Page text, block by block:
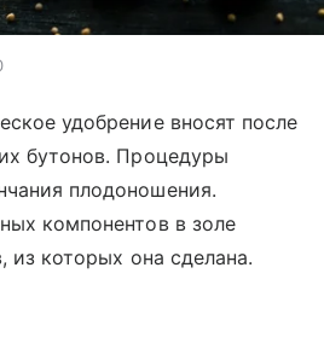
удобрение вносят после
бутонов. Процедуры
плодоношения.
компонентов в золе
из которых она сделана.